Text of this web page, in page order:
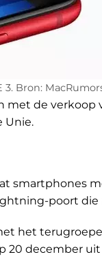
3. Bron:
de verkoop
Unie.
smartphones
poort die
het
20 december